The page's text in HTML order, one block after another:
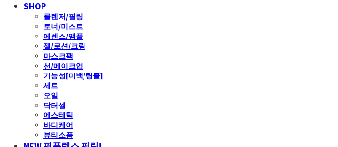
SHOP
클렌저/필링
토너/미스트
에센스/앰플
젤/로션/크림
마스크팩
선/메이크업
기능성[미백/링클]
세트
오일
닥터셀
에스테틱
바디케어
뷰티소품